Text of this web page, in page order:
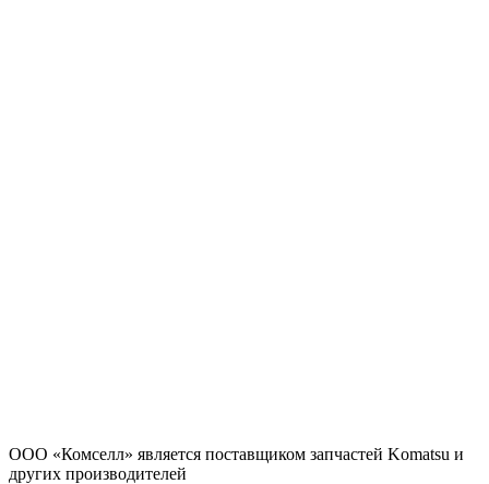
ООО «Комселл» является поставщиком запчастей Komatsu и
других производителей